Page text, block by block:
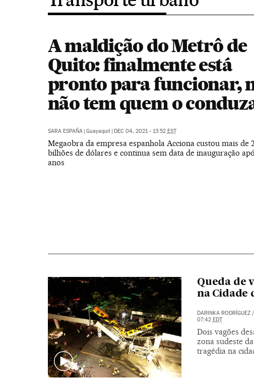
A maldição do Metrô de
Quito: finalmente está
pronto para funcionar,
não tem quem o
SARA ESPAÑA | Guayaquil | DEC 04, 2021 - 13:52 EST
Megaobra da empresa espanhola Acciona custou mais de 2
bilhões de dólares e continua sem data de inauguração
anos
Queda de
na Cidade
DARINKA RODRÍGUEZ/
07:42 EDT
Dois vagões
zona sudeste
tragédia na